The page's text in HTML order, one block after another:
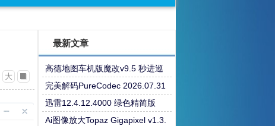
大
最新文章
高德地图车机版魔改v9.5 秒进巡
航 开天空视角 保时捷字体
完美解码PureCodec 2026.07.31
迅雷12.4.12.4000 绿色精简版
Ai图像放大Topaz Gigapixel v1.3.